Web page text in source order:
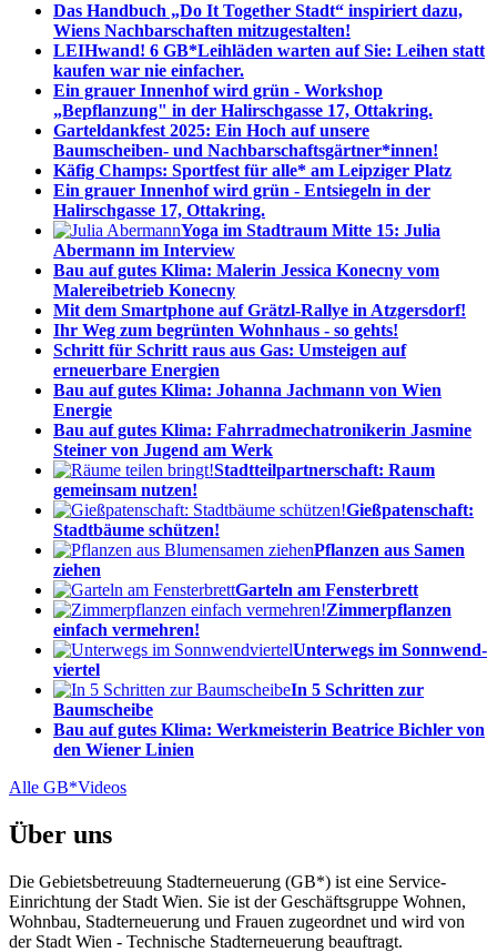
Das Handbuch „Do It Together Stadt“ inspiriert dazu,
Wiens Nachbar­schaften mitzuge­stalten!
LEIHwand! 6 GB*Leihläden warten auf Sie: Leihen statt
kaufen war nie einfacher.
Ein grauer Innenhof wird grün - Workshop
„Bepflanzung" in der Halirschgasse 17, Ottakring.
Garteldankfest 2025: Ein Hoch auf unsere
Baumscheiben- und Nachbar­schafts­gärt­ner*innen!
Käfig Champs: Sportfest für alle* am Leipziger Platz
Ein grauer Innenhof wird grün - Entsiegeln in der
Halirschgasse 17, Ottakring.
Yoga im Stadtraum Mitte 15: Julia
Abermann im Interview
Bau auf gutes Klima: Malerin Jessica Konecny vom
Malerei­betrieb Konecny
Mit dem Smartphone auf Grätzl-Rallye in Atzgersdorf!
Ihr Weg zum begrünten Wohnhaus - so gehts!
Schritt für Schritt raus aus Gas: Umsteigen auf
erneuerbare Energien
Bau auf gutes Klima: Johanna Jachmann von Wien
Energie
Bau auf gutes Klima: Fahrrad­me­cha­tro­nikerin Jasmine
Steiner von Jugend am Werk
Stadtteil­part­ner­schaft: Raum
gemeinsam nutzen!
Gießpa­ten­schaft:
Stadtbäume schützen!
Pflanzen aus Samen
ziehen
Garteln am Fensterbrett
Zimmer­pflanzen
einfach vermehren!
Unterwegs im Sonnwend­
viertel
In 5 Schritten zur
Baumscheibe
Bau auf gutes Klima: Werkmeisterin Beatrice Bichler von
den Wiener Linien
Alle GB*Videos
Über uns
Die Gebietsbetreuung Stadterneuerung (GB*) ist eine Service-
Einrichtung der Stadt Wien. Sie ist der Geschäfts­gruppe Wohnen,
Wohnbau, Stadt­erneuerung und Frauen zugeordnet und wird von
der Stadt Wien - Technische Stadterneuerung beauftragt.